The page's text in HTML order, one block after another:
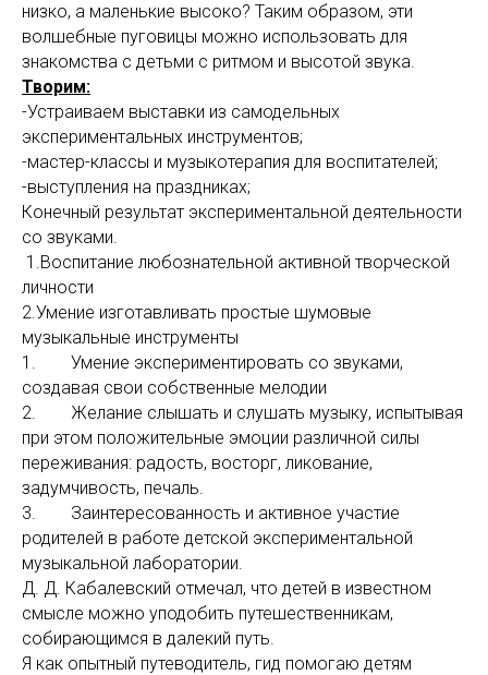
низко, а маленькие высоко? Таким образом, эти
волшебные пуговицы можно использовать для
знакомства с детьми с ритмом и высотой звука.
Творим:
-Устраиваем выставки из самодельных
экспериментальных инструментов;
-мастер-классы и музыкотерапия для воспитателей;
-выступления на праздниках;
Конечный результат экспериментальной деятельности
со звуками.
1.Воспитание любознательной активной творческой
личности
2.Умение изготавливать простые шумовые
музыкальные инструменты
1. Умение экспериментировать со звуками,
создавая свои собственные мелодии
2. Желание слышать и слушать музыку, испытывая
при этом положительные эмоции различной силы
переживания: радость, восторг, ликование,
задумчивость, печаль.
3. Заинтересованность и активное участие
родителей в работе детской экспериментальной
музыкальной лаборатории.
Д. Д. Кабалевский отмечал, что детей в известном
смысле можно уподобить путешественникам,
собирающимся в далекий путь.
Я как опытный путеводитель, гид помогаю детям